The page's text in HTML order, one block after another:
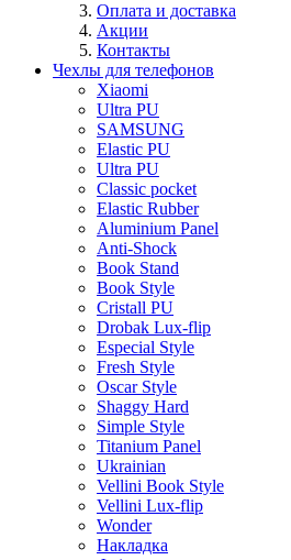
Оплата и доставка
Акции
Контакты
Чехлы для телефонов
Xiaomi
Ultra PU
SAMSUNG
Elastic PU
Ultra PU
Classic pocket
Elastic Rubber
Aluminium Panel
Anti-Shock
Book Stand
Book Style
Cristall PU
Drobak Lux-flip
Especial Style
Fresh Style
Oscar Style
Shaggy Hard
Simple Style
Titanium Panel
Ukrainian
Vellini Book Style
Vellini Lux-flip
Wonder
Накладка